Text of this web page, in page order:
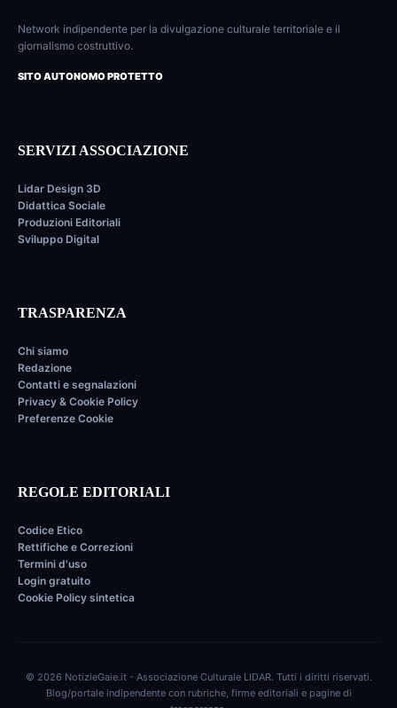
Network indipendente per la divulgazione culturale territoriale e il
giornalismo costruttivo.
SITO AUTONOMO PROTETTO
SERVIZI ASSOCIAZIONE
Lidar Design 3D
Didattica Sociale
Produzioni Editoriali
Sviluppo Digital
TRASPARENZA
Chi siamo
Redazione
Contatti e segnalazioni
Privacy & Cookie Policy
Preferenze Cookie
REGOLE EDITORIALI
Codice Etico
Rettifiche e Correzioni
Termini d'uso
Login gratuito
Cookie Policy sintetica
© 2026 NotizieGaie.it - Associazione Culturale LIDAR. Tutti i diritti riservati.
Blog/portale indipendente con rubriche, firme editoriali e pagine di